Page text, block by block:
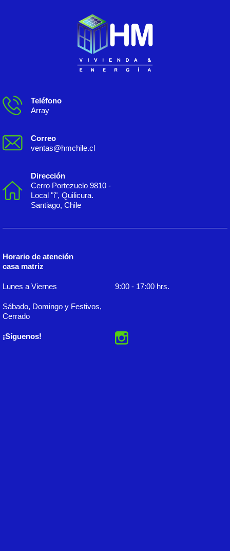
Teléfono
Array
Correo
ventas@hmchile.cl
Dirección
Cerro Portezuelo 9810 -
Local "i", Quilicura.
Santiago, Chile
Horario de atención
casa matriz
Lunes a Viernes 9:00 - 17:00 hrs.
Sábado, Domingo y Festivos,
Cerrado
¡Síguenos!